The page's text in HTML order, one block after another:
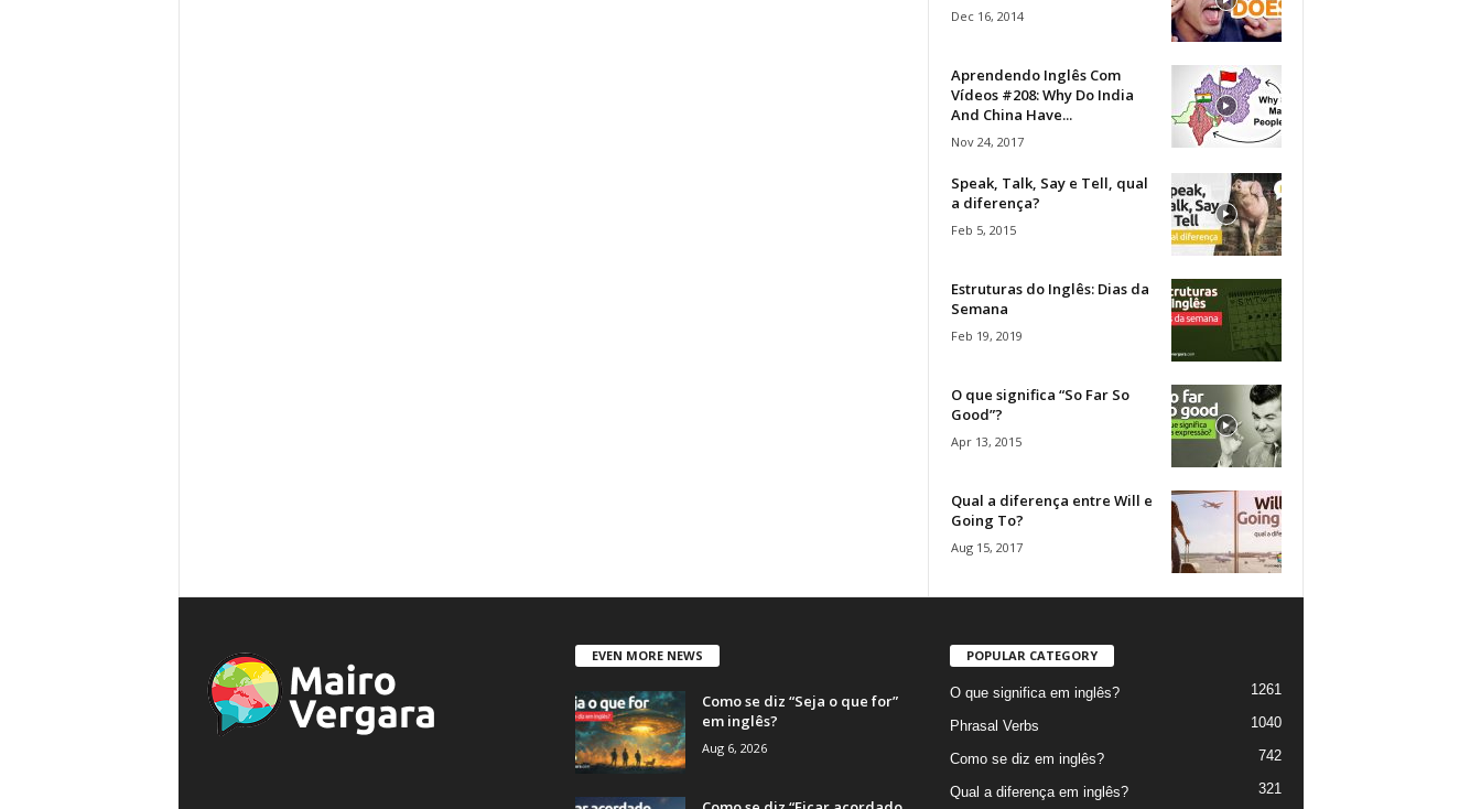
Dec 16, 2014
Aprendendo Inglês Com
Vídeos #208: Why Do India
And China Have...
Nov 24, 2017
Speak, Talk, Say e Tell, qual
a diferença?
Feb 5, 2015
Estruturas do Inglês: Dias da
Semana
Feb 19, 2019
O que significa “So Far So
Good”?
Apr 13, 2015
Qual a diferença entre Will e
Going To?
Aug 15, 2017
EVEN MORE NEWS
Como se diz “Seja o que for”
em inglês?
Aug 6, 2026
POPULAR CATEGORY
O que significa em inglês? 1261
Phrasal Verbs 1040
Como se diz em inglês? 742
Qual a diferença em inglês? 321